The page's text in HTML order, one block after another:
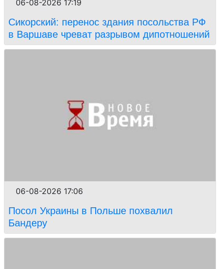
06-08-2026 17:19
Сикорский: перенос здания посольства РФ
в Варшаве чреват разрывом дипотношений
06-08-2026 17:06
Посол Украины в Польше похвалил
Бандеру